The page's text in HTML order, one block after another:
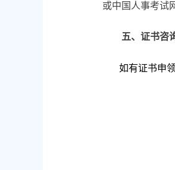
或中国人事考试
五、证书咨
如有证书申